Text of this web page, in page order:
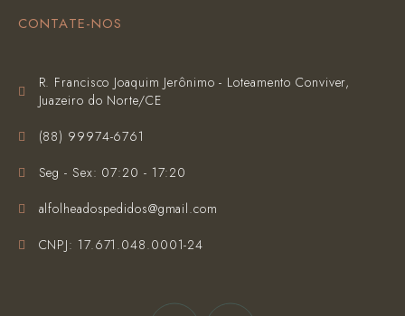
CONTATE-NOS
R. Francisco Joaquim Jerônimo - Loteamento Conviver,
Juazeiro do Norte/CE
(‪88) 99974-6761‬
Seg - Sex: 07:20 - 17:20
alfolheadospedidos@gmail.com
CNPJ: 17.671.048.0001-24